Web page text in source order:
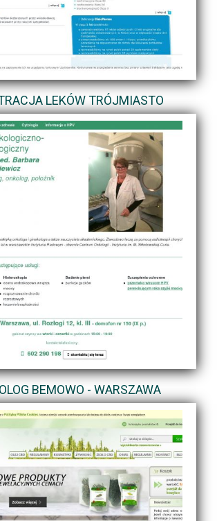
LEKÓW TRÓJMIASTO
BEMOWO - WARSZAWA